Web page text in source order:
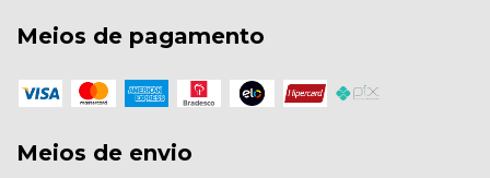
Meios de pagamento
Meios de envio